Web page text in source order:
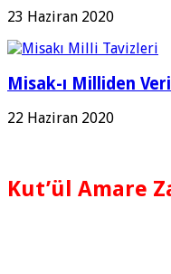
23 Haziran 2020
Misak-ı Milliden
22 Haziran 2020
Kut’ül Amare